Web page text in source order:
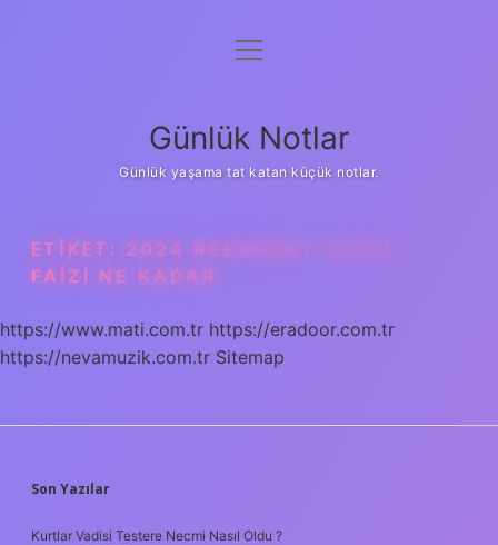
Anasayfa
Yasal Uyarı
menüyü
Günlük Notlar
Günlük yaşama tat katan küçük notlar.
ETIKET: 2024 REESKONT AVANS
FAIZI NE KADAR
https://www.mati.com.tr https://eradoor.com.tr
https://nevamuzik.com.tr Sitemap
SIDEBAR
Son Yazılar
Kurtlar Vadisi Testere Necmi Nasıl Oldu ?